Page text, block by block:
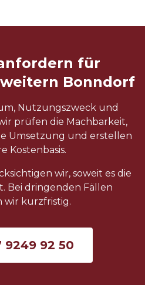
für
Bonndorf
Nutzungszweck und
prüfen die Machbarkeit,
Umsetzung und erstellen
Kostenbasis.
wir, soweit es die
Bei dringenden Fällen
wir kurzfristig.
9249 92 50